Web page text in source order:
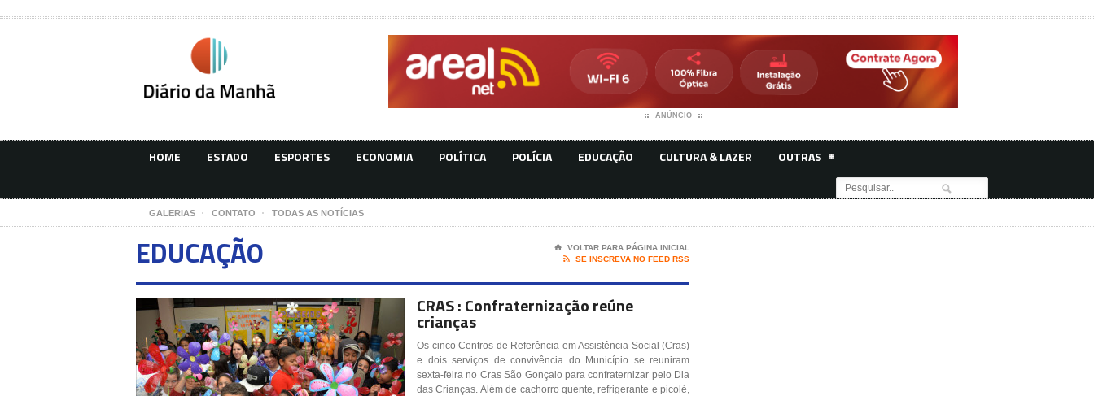
ANÚNCIO
HOME ESTADO ESPORTES ECONOMIA POLÍTICA POLÍCIA EDUCAÇÃO CULTURA & LAZER OUTRAS
GALERIAS CONTATO TODAS AS NOTÍCIAS
EDUCAÇÃO ⌂
VOLTAR PARA PÁGINA INICIAL

SE INSCREVA NO FEED RSS
CRAS : Confraternização reúne
crianças
Os cinco Centros de Referência em Assistência Social (Cras)
e dois serviços de convivência do Município se reuniram
sexta-feira no Cras São Gonçalo para confraternizar pelo Dia
das Crianças. Além de cachorro quente, refrigerante e picolé,